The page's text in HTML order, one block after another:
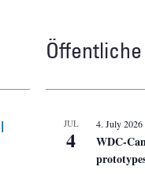
JUL
4
4. July 2026
WDC-